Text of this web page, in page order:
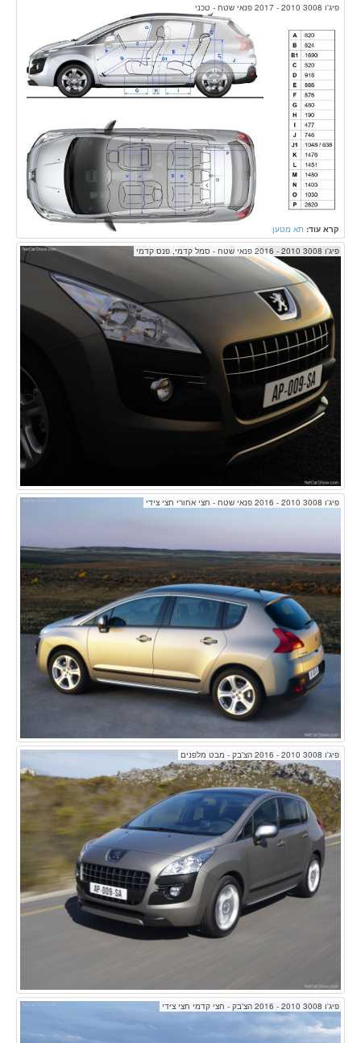
פיג'ו 3008 2010 - 2017 פנאי שטח - טכני
קרא עוד: תא מטען
פיג'ו 3008 2010 - 2016 פנאי שטח - סמל קדמי, פנס קדמי
פיג'ו 3008 2010 - 2016 פנאי שטח - חצי אחורי חצי צידי
פיג'ו 3008 2010 - 2016 הצ'בק - מבט מלפנים
פיג'ו 3008 2010 - 2016 הצ'בק - חצי קדמי חצי צידי